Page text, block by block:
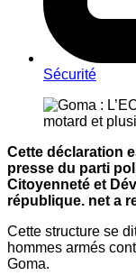
Sécurité
Cette déclaration
presse du parti
Citoyenneté et
république. net a
Cette structure se
hommes armés
Goma.